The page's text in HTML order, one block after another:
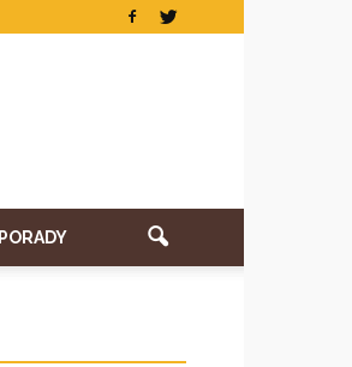
PORADY